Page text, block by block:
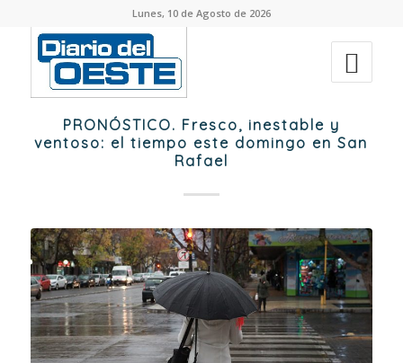
Lunes, 10 de Agosto de 2026
PRONÓSTICO. Fresco, inestable y
ventoso: el tiempo este domingo en San
Rafael